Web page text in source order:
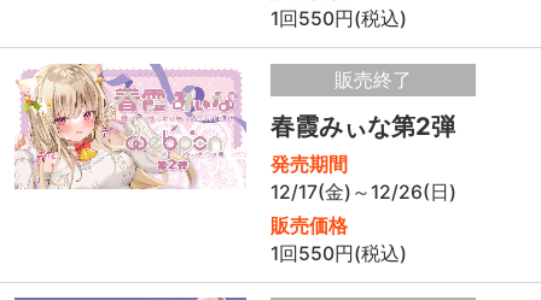
1回550円(税込)
販売終了
春霞みぃな第2弾
発売期間
12/17(金)～12/26(日)
販売価格
1回550円(税込)